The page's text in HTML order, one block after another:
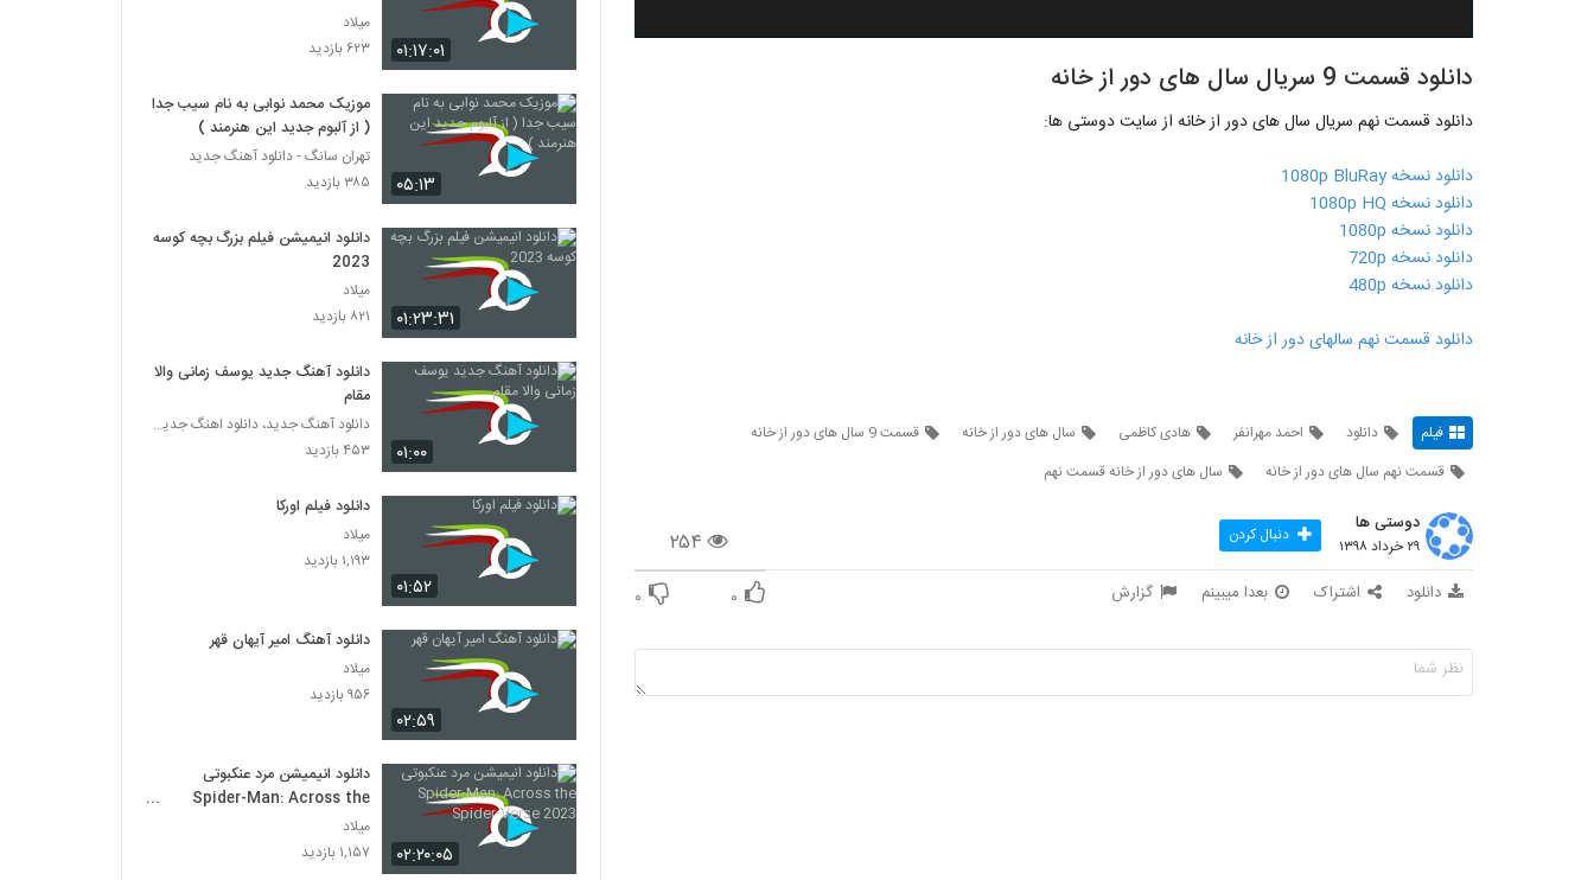
دانلود قسمت 9 سریال سال های دور از خانه
دانلود قسمت نهم سریال سال های دور از خانه از سایت دوستی ها:
دانلود نسخه 1080p BluRay
دانلود نسخه 1080p HQ
دانلود نسخه 1080p
دانلود نسخه 720p
دانلود نسخه 480p
دانلود قسمت نهم سالهای دور از خانه
فیلم دانلود احمد مهرانفر هادی کاظمی سال های دور از خانه
قسمت 9 سال های دور از خانه
قسمت نهم سال های دور از خانه
سال های دور از خانه قسمت نهم
۲۵۴
دوستی ها
۲۹ خرداد ۱۳۹۸ دنبال کردن
دانلود اشتراک بعدا میبینم گزارش ۰ ۰
۰۱:۱۷:۰۱
میلاد
۶۲۳ بازدید
۰۵:۱۳
موزیک محمد نوابی به نام سیب جدا
( از آلبوم جدید این هنرمند )
تهران سانگ - دانلود آهنگ جدید
۳۸۵ بازدید
۰۱:۲۳:۳۱
دانلود انیمیشن فیلم بزرگ بچه‌ کوسه
2023
میلاد
۸۲۱ بازدید
۰۱:۰۰
دانلود آهنگ جدید یوسف زمانی والا
مقام
دانلود آهنگ جدید، دانلود اهنگ جدید ایرانی
۴۵۳ بازدید
۰۱:۵۲
دانلود فیلم اورکا
میلاد
۱,۱۹۳ بازدید
۰۲:۵۹
دانلود آهنگ امیر آیهان قهر
میلاد
۹۵۶ بازدید
۰۲:۲۰:۰۵
دانلود انیمیشن مرد عنکبوتی
Spider-Man: Across the
Spider-Verse 2023
میلاد
۱,۱۵۷ بازدید